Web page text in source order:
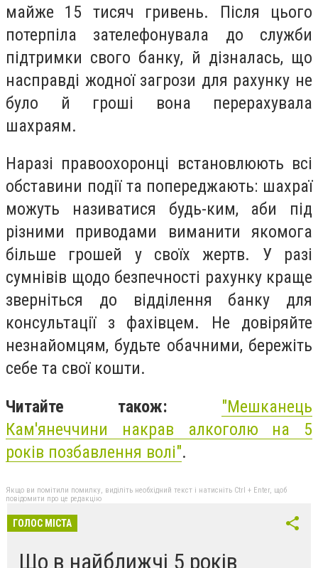
майже 15 тисяч гривень. Після цього
потерпіла зателефонувала до служби
підтримки свого банку, й дізналась, що
насправді жодної загрози для рахунку не
було й гроші вона перерахувала
шахраям.
Наразі правоохоронці встановлюють всі
обставини події та попереджають: шахраї
можуть називатися будь-ким, аби під
різними приводами виманити якомога
більше грошей у своїх жертв. У разі
сумнівів щодо безпечності рахунку краще
зверніться до відділення банку для
консультації з фахівцем. Не довіряйте
незнайомцям, будьте обачними, бережіть
себе та свої кошти.
Читайте також: "Мешканець
Кам'янеччини накрав алкоголю на 5
років позбавлення волі".
Якщо ви помітили помилку, виділіть необхідний текст і натисніть Ctrl + Enter, щоб
повідомити про це редакцію
ГОЛОС МІСТА
Що в найближчі 5 років